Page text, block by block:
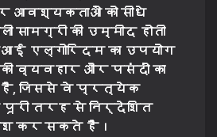
आवश्यकताओं को सीधे
की उम्मीद होती
एल्गोरिदम का उपयोग
व्यवहार और पसंदों का
है, जिससे वे प्रत्येक
पूरी तरह से निर्देशित
कर सकते हैं।